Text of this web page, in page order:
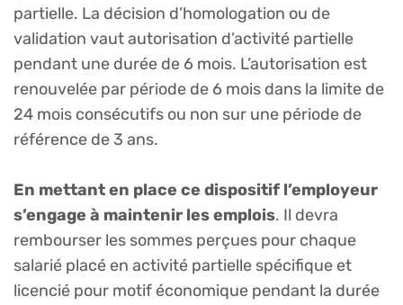
partielle. La décision d’homologation ou de
validation vaut autorisation d’activité partielle
pendant une durée de 6 mois. L’autorisation est
renouvelée par période de 6 mois dans la limite de
24 mois consécutifs ou non sur une période de
référence de 3 ans.
En mettant en place ce dispositif l’employeur
s’engage à maintenir les emplois. Il devra
rembourser les sommes perçues pour chaque
salarié placé en activité partielle spécifique et
licencié pour motif économique pendant la durée